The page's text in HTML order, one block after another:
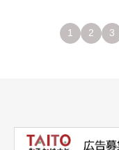
1 2 3